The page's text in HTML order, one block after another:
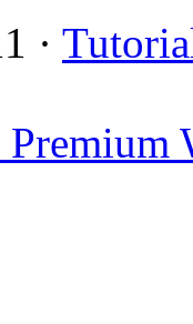
·
Premium